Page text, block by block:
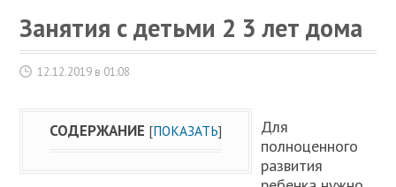
Занятия с детьми 2 3 лет дома
12.12.2019 в 01:08
СОДЕРЖАНИЕ [ПОКАЗАТЬ]
Для
полноценного
развития